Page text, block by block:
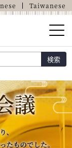
Taiwanese
検索